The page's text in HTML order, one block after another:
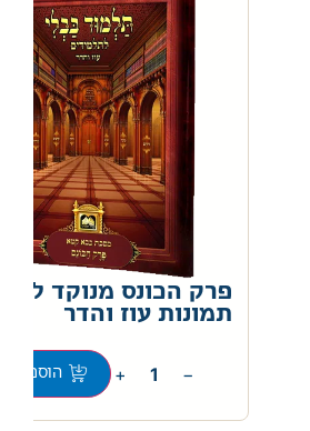
פרק הכונס מנוקד ללא
תמונות עוז והדר
−
+ הוספה